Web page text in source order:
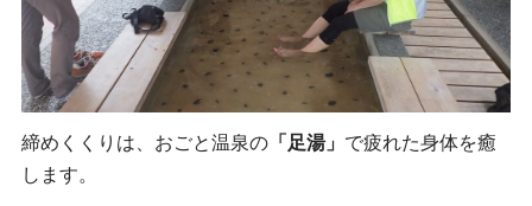
締めくくりは、おごと温泉の「足湯」 で疲れた身体を癒
します。